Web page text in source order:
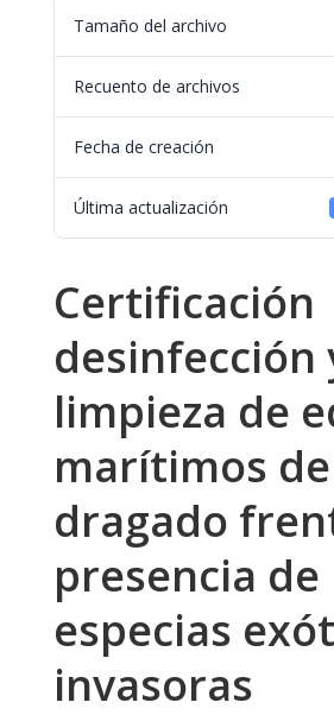
Tamaño del archivo
Recuento de archivos
Fecha de creación
Última actualización
Certificación
desinfección
limpieza de
marítimos de
dragado
presencia de
especias
invasoras